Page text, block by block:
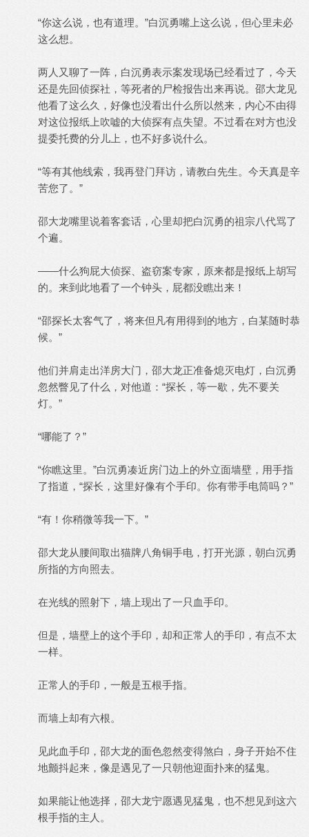
“你这么说，也有道理。”白沉勇嘴上这么说，但心里未必
这么想。
两人又聊了一阵，白沉勇表示案发现场已经看过了，今天
还是先回侦探社，等死者的尸检报告出来再说。邵大龙见
他看了这么久，好像也没看出什么所以然来，内心不由得
对这位报纸上吹嘘的大侦探有点失望。不过看在对方也没
提委托费的分儿上，也不好多说什么。
“等有其他线索，我再登门拜访，请教白先生。今天真是辛
苦您了。”
邵大龙嘴里说着客套话，心里却把白沉勇的祖宗八代骂了
个遍。
——什么狗屁大侦探、盗窃案专家，原来都是报纸上胡写
的。来到此地看了一个钟头，屁都没瞧出来！
“邵探长太客气了，将来但凡有用得到的地方，白某随时恭
候。”
他们并肩走出洋房大门，邵大龙正准备熄灭电灯，白沉勇
忽然瞥见了什么，对他道：“探长，等一歇，先不要关
灯。”
“哪能了？”
“你瞧这里。”白沉勇凑近房门边上的外立面墙壁，用手指
了指道，“探长，这里好像有个手印。你有带手电筒吗？”
“有！你稍微等我一下。”
邵大龙从腰间取出猫牌八角铜手电，打开光源，朝白沉勇
所指的方向照去。
在光线的照射下，墙上现出了一只血手印。
但是，墙壁上的这个手印，却和正常人的手印，有点不太
一样。
正常人的手印，一般是五根手指。
而墙上却有六根。
见此血手印，邵大龙的面色忽然变得煞白，身子开始不住
地颤抖起来，像是遇见了一只朝他迎面扑来的猛鬼。
如果能让他选择，邵大龙宁愿遇见猛鬼，也不想见到这六
根手指的主人。